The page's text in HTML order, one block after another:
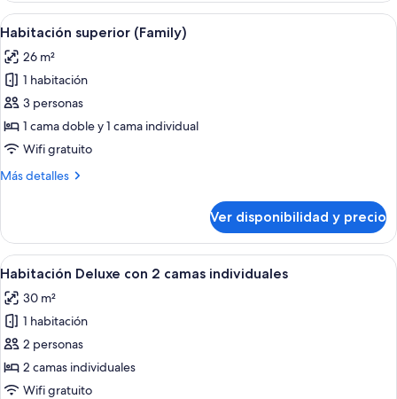
con
2
individuales
Ver
todas
las
fotos
de
Habitación
superior
Habitación de hotel con dos camas,
6
Habitación superior (Family)
26 m²
1 habitación
3 personas
1 cama doble y 1 cama individual
Wifi gratuito
Más detalles
Más
superior
(Family)
Ver disponibilidad y precio
Ver
todas
las
fotos
de
Habitación
Deluxe
Una habitación de hotel con dos
5
Habitación Deluxe con 2 camas individuales
30 m²
1 habitación
2 personas
2 camas individuales
Wifi gratuito